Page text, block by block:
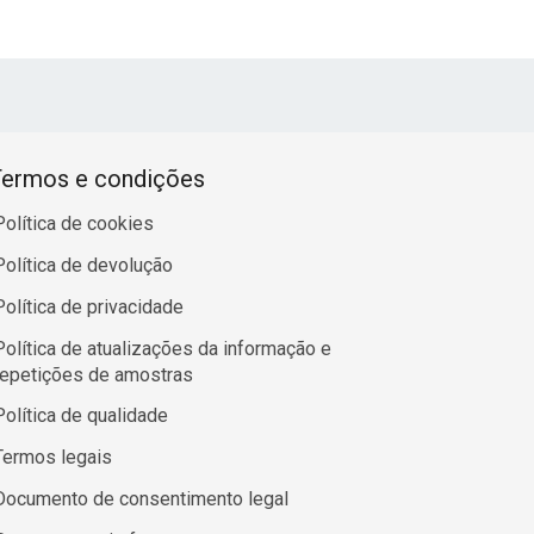
e condições
de cookies
de devolução
de privacidade
de atualizações da informação e
de amostras
de qualidade
legais
de consentimento legal